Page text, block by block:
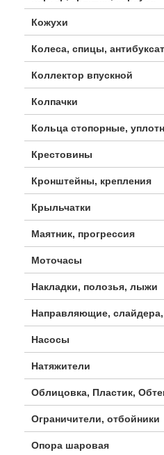
Кожухи
Колеса, спицы,
Коллектор впускной
Колпачки
Кольца стопорные,
Крестовины
Кронштейны, крепления
Крыльчатки
Маятник, прогрессия
Моточасы
Накладки, полозья, лыжи
Направляющие,
Насосы
Натяжители
Облицовка, Пластик,
Ограничители, отбойники
Опора шаровая